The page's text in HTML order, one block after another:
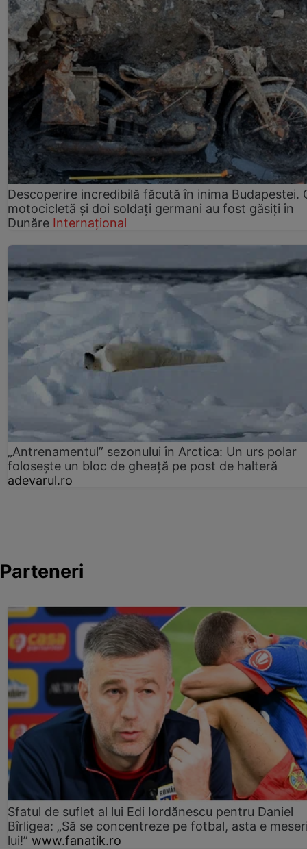
Descoperire incredibilă făcută în inima Budapestei.
motocicletă și doi soldați germani au fost găsiți în
Dunăre Internațional
„Antrenamentul” sezonului în Arctica: Un urs polar
folosește un bloc de gheață pe post de halteră
adevarul.ro
Parteneri
Sfatul de suflet al lui Edi Iordănescu pentru Daniel
Bîrligea: „Să se concentreze pe fotbal, asta e
lui!” www.fanatik.ro